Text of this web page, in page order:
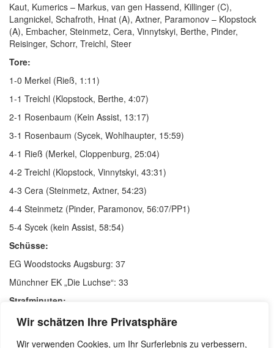
Wir schätzen Ihre Privatsphäre
Wir verwenden Cookies, um Ihr Surferlebnis zu verbessern,
Kaut, Kumerics – Markus, van gen Hassend, Killinger (C),
Langnickel, Schafroth, Hnat (A), Axtner, Paramonov – Klopstock
(A), Embacher, Steinmetz, Cera, Vinnytskyi, Berthe, Pinder,
Reisinger, Schorr, Treichl, Steer
Tore:
1-0 Merkel (Rieß, 1:11)
1-1 Treichl (Klopstock, Berthe, 4:07)
2-1 Rosenbaum (Kein Assist, 13:17)
3-1 Rosenbaum (Sycek, Wohlhaupter, 15:59)
4-1 Rieß (Merkel, Cloppenburg, 25:04)
4-2 Treichl (Klopstock, Vinnytskyi, 43:31)
4-3 Cera (Steinmetz, Axtner, 54:23)
4-4 Steinmetz (Pinder, Paramonov, 56:07/PP1)
5-4 Sycek (kein Assist, 58:54)
Schüsse:
EG Woodstocks Augsburg: 37
Münchner EK „Die Luchse“: 33
Strafminuten:
EG Woodstocks Augsburg: 8